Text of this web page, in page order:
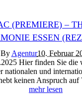
(PREMIERE) –
ESSEN
By Agentur10. Februar
Hier finden Sie die
nationalen und
keinen Anspruch auf
mehr lesen